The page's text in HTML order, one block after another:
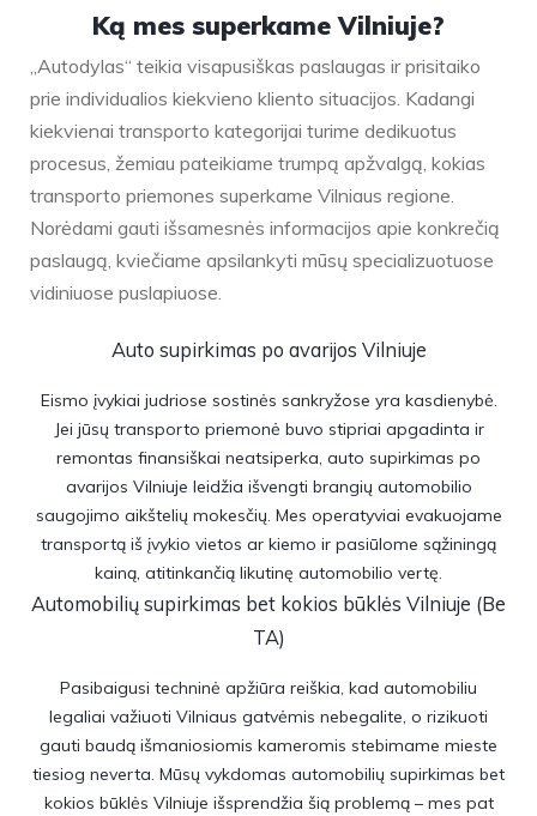
Ką mes superkame Vilniuje?
„Autodylas“ teikia visapusiškas paslaugas ir prisitaiko
prie individualios kiekvieno kliento situacijos. Kadangi
kiekvienai transporto kategorijai turime dedikuotus
procesus, žemiau pateikiame trumpą apžvalgą, kokias
transporto priemones superkame Vilniaus regione.
Norėdami gauti išsamesnės informacijos apie konkrečią
paslaugą, kviečiame apsilankyti mūsų specializuotuose
vidiniuose puslapiuose.
Auto supirkimas po avarijos Vilniuje
Eismo įvykiai judriose sostinės sankryžose yra kasdienybė.
Jei jūsų transporto priemonė buvo stipriai apgadinta ir
remontas finansiškai neatsiperka, auto supirkimas po
avarijos Vilniuje leidžia išvengti brangių automobilio
saugojimo aikštelių mokesčių. Mes operatyviai evakuojame
transportą iš įvykio vietos ar kiemo ir pasiūlome sąžiningą
kainą, atitinkančią likutinę automobilio vertę.
Automobilių supirkimas bet kokios būklės Vilniuje (Be
TA)
Pasibaigusi techninė apžiūra reiškia, kad automobiliu
legaliai važiuoti Vilniaus gatvėmis nebegalite, o rizikuoti
gauti baudą išmaniosiomis kameromis stebimame mieste
tiesiog neverta. Mūsų vykdomas automobilių supirkimas bet
kokios būklės Vilniuje išsprendžia šią problemą – mes pat